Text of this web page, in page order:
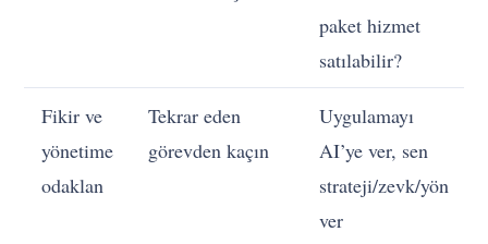
paket hizmet
satılabilir?
Fikir ve
yönetime
odaklan
Tekrar eden
görevden kaçın
Uygulamayı
AI’ye ver, sen
strateji/zevk/yön
ver